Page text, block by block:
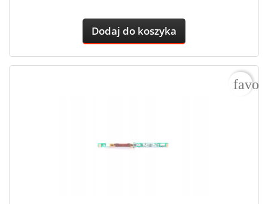
Dodaj do koszyka